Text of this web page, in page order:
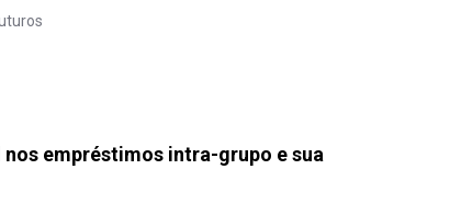
empréstimos intra-grupo e sua